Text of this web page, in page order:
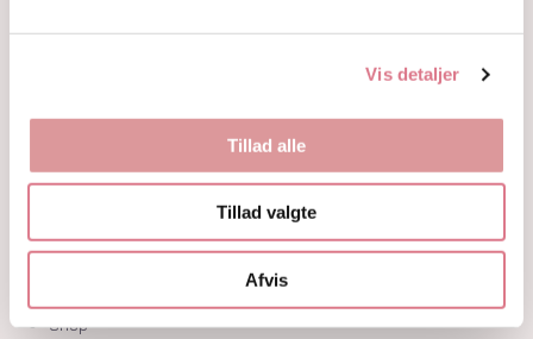
Vis detaljer
Tillad alle
Tillad valgte
Afvis
Ringe
Røgelse og genopladning af krystaller
Orakelkort
Om
Shop